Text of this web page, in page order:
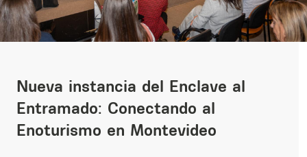
Nueva instancia del Enclave al
Entramado: Conectando al
Enoturismo en Montevideo